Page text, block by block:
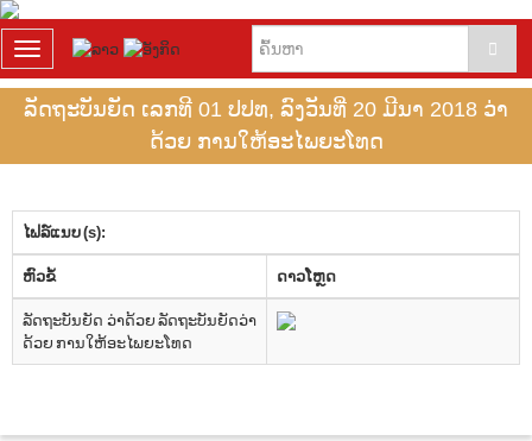
T
o
g
g
e
a
v
i
g
a
t
i
o
ລັດຖະບັນຍັດ ເລກທີ 01 ປປທ, ລົງວັນທີ່ 20 ມີນາ 2018 ວ່າ
ດ້ວຍ ການໃຫ້ອະໄພຍະໂທດ
ໄຟລ໌ແນບ (s):
​ຫົວ​ຂໍ້ ດາວ​ໂຫຼດ
ລັດຖະບັນຍັດ ວ່າດ້ວຍ ລັດຖະບັນຍັດວ່າ
ດ້ວຍ ການໃຫ້ອະໄພຍະໂທດ